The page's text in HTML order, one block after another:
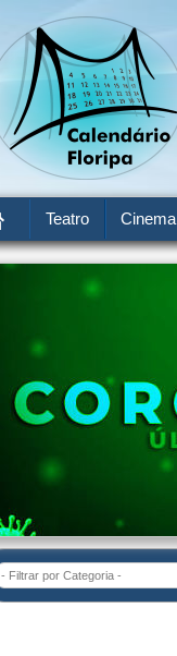
Teatro Cinema
- Filtrar por Categoria -